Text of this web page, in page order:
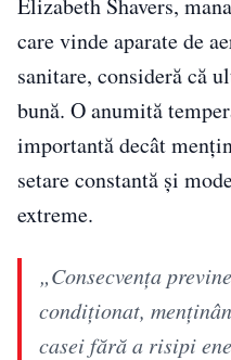
Elizabeth Shavers,
care vinde aparate de
sanitare, consideră că
bună. O anumită
importantă decât
setare constantă și
extreme.
„Consecvența
condiționat,
casei fără a risipi